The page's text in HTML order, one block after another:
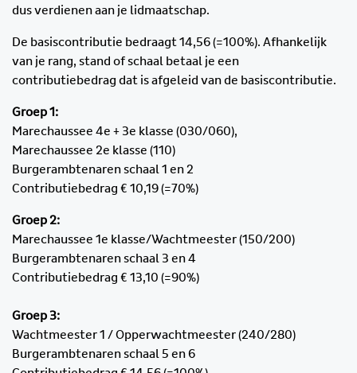
dus verdienen aan je lidmaatschap.
De basiscontributie bedraagt 14,56 (=100%). Afhankelijk
van je rang, stand of schaal betaal je een
contributiebedrag dat is afgeleid van de basiscontributie.
Groep 1:
Marechaussee 4e + 3e klasse (030/060),
Marechaussee 2e klasse (110)
Burgerambtenaren schaal 1 en 2
Contributiebedrag € 10,19(=70%)
Groep 2:
Marechaussee 1e klasse/Wachtmeester (150/200)
Burgerambtenaren schaal 3 en 4
Contributiebedrag € 13,10 (=90%)
Groep 3:
Wachtmeester 1 / Opperwachtmeester (240/280)
Burgerambtenaren schaal 5 en 6